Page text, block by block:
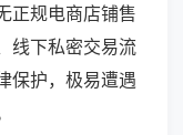
正规电商店铺售
线下私密交易流
保护，极易遭遇